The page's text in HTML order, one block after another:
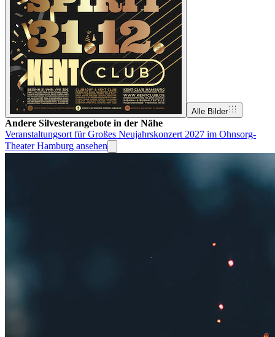
Alle Bilder
Andere Silvesterangebote in der Nähe
Veranstaltungsort für Großes Neujahrskonzert 2027 im Ohnsorg-
Theater Hamburg ansehen